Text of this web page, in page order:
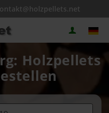
Holzpellets